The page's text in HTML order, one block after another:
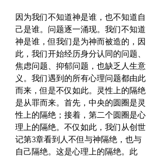
因为我们不知道神是谁，也不知道自
己是谁。问题逐一涌现。我们不知道
神是谁，但我们是为神而被造的，因
此，我们开始经历身分认同的问题、
焦虑问题、抑郁问题，也缺乏人生意
义。我们遇到的所有心理问题都由此
而来，但是不仅如此。灵性上的隔绝
是从罪而来。首先，中央的圆圈是灵
性上的隔绝；接着，第二个圆圈是心
理上的隔绝。不仅如此，我们从创世
记第3章看到人不但与神隔绝，也与
自己隔绝。这是心理上的隔绝。此